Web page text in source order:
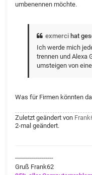
umbenennen möchte.
exmerci hat
Ich werde mich
trennen und Alexa
umsteigen von
Was für Firmen könnten
Zuletzt geändert von
2-mal geändert.
-------------------
Gruß Frank62